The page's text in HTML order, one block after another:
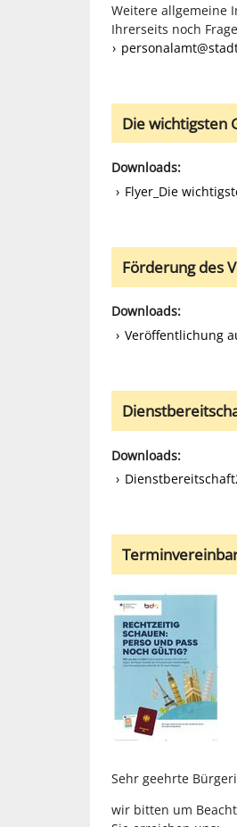
Weitere allgemeine
Ihrerseits noch
Die wichtigsten
Downloads:
Flyer_Die
Förderung des
Downloads:
Veröffentlichung
Downloads:
Sehr geehrte
wir bitten um